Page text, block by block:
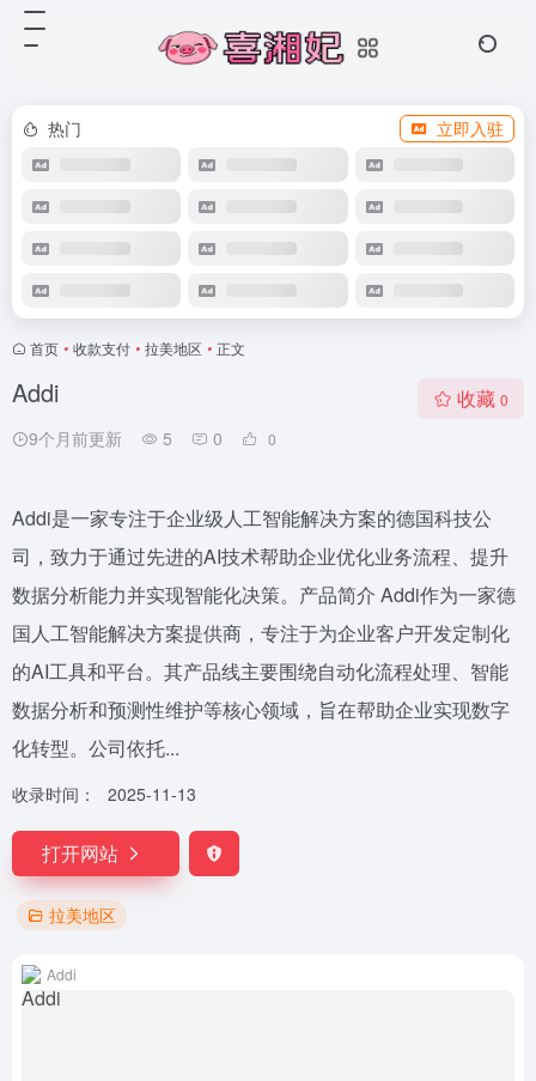
热门 立即入驻
首页 • 收款支付 • 拉美地区 • 正文
Addi
9个月前更新 5 0 0
收藏 0
Addi是一家专注于企业级人工智能解决方案的德国科技公
司，致力于通过先进的AI技术帮助企业优化业务流程、提升
数据分析能力并实现智能化决策。产品简介 Addi作为一家德
国人工智能解决方案提供商，专注于为企业客户开发定制化
的AI工具和平台。其产品线主要围绕自动化流程处理、智能
数据分析和预测性维护等核心领域，旨在帮助企业实现数字
化转型。公司依托...
收录时间： 2025-11-13
打开网站
拉美地区
Addi